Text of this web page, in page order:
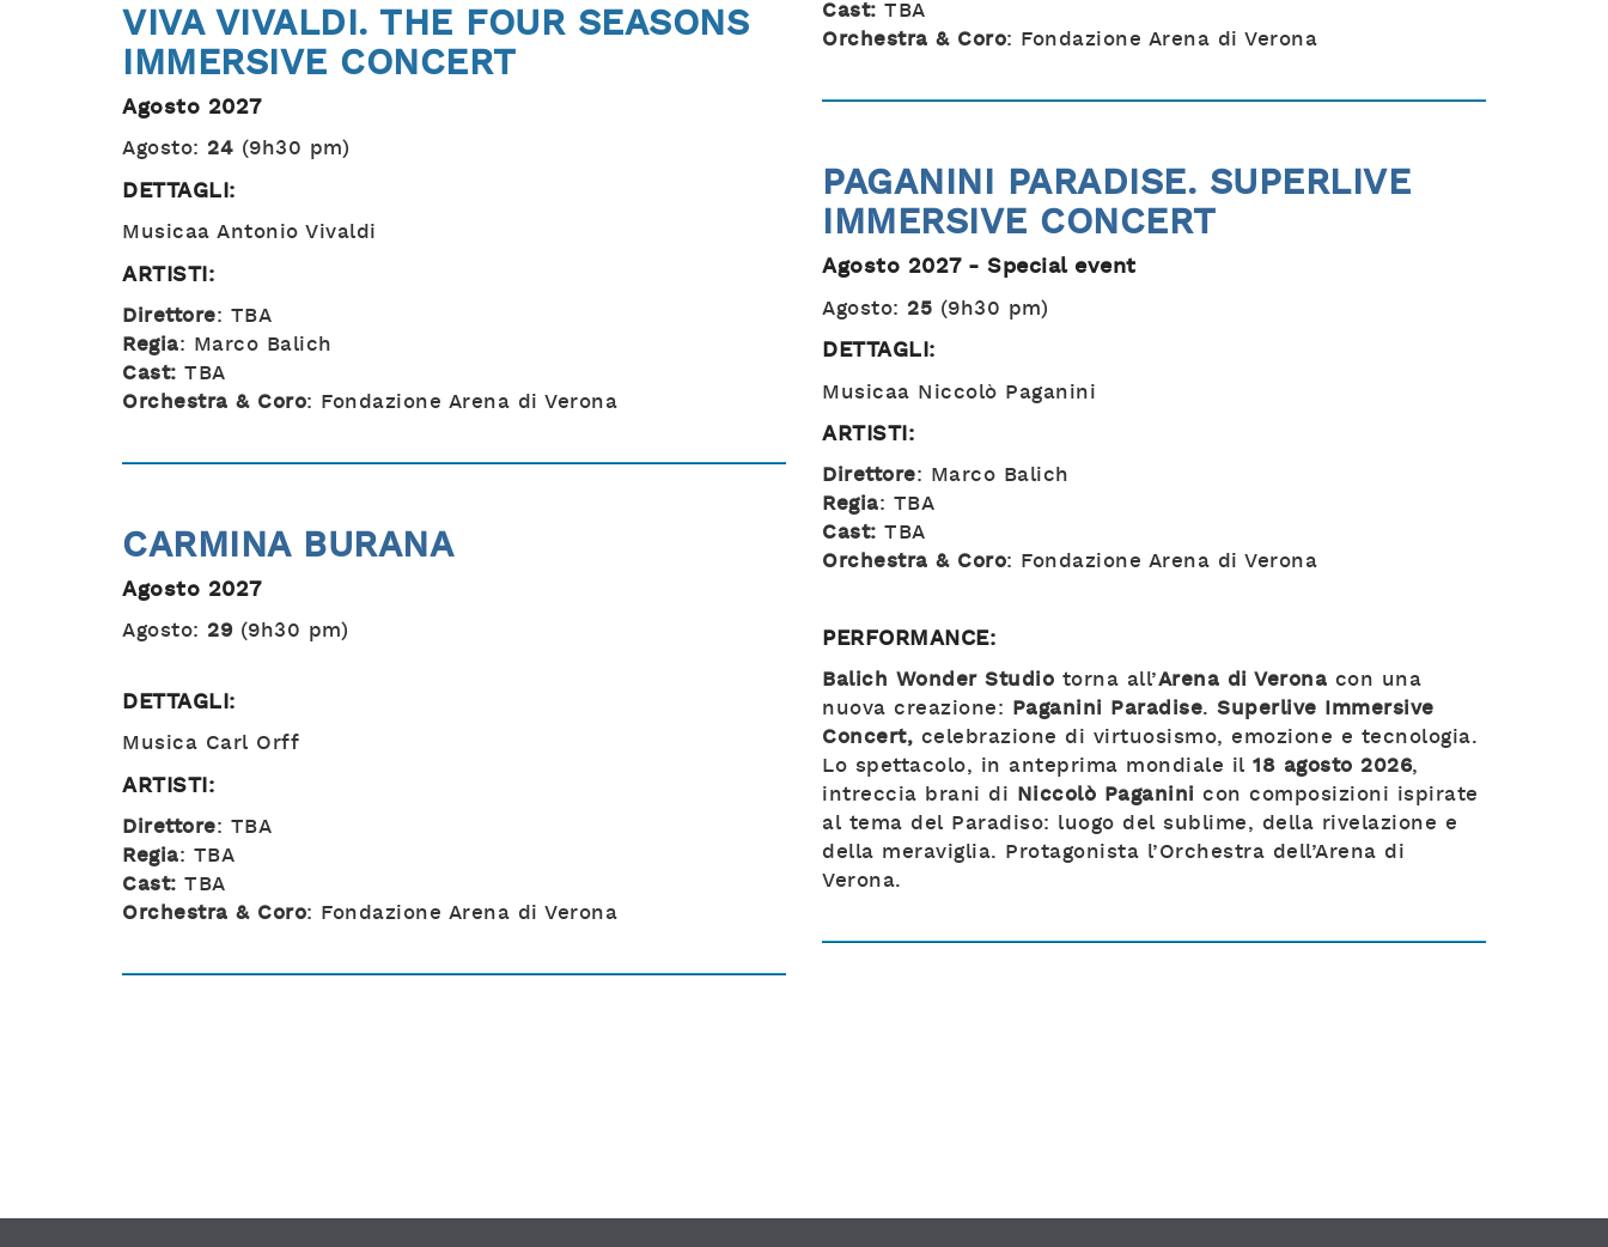
VIVA VIVALDI. THE FOUR SEASONS
IMMERSIVE CONCERT
Agosto 2027
Agosto: 24 (9h30 pm)
DETTAGLI:
Musicaa Antonio Vivaldi
ARTISTI:
Direttore: TBA
Regia: Marco Balich
Cast: TBA
Orchestra & Coro: Fondazione Arena di Verona
CARMINA BURANA
Agosto 2027
Agosto: 29 (9h30 pm)
DETTAGLI:
Musica Carl Orff
ARTISTI:
Direttore: TBA
Regia: TBA
Cast: TBA
Orchestra & Coro: Fondazione Arena di Verona
Cast: TBA
Orchestra & Coro: Fondazione Arena di Verona
PAGANINI PARADISE. SUPERLIVE
IMMERSIVE CONCERT
Agosto 2027 - Special event
Agosto: 25 (9h30 pm)
DETTAGLI:
Musicaa Niccolò Paganini
ARTISTI:
Direttore: Marco Balich
Regia: TBA
Cast: TBA
Orchestra & Coro: Fondazione Arena di Verona
PERFORMANCE:
Balich Wonder Studio torna all’Arena di Verona con una
nuova creazione:
Paganini Paradise. Superlive Immersive
Concert, celebrazione di virtuosismo, emozione e tecnologia.
Lo spettacolo, in anteprima mondiale il 18 agosto 2026,
intreccia brani di
Niccolò Paganini con composizioni ispirate
al tema del Paradiso: luogo del sublime, della rivelazione e
della meraviglia. Protagonista l’Orchestra dell’Arena di
Verona.